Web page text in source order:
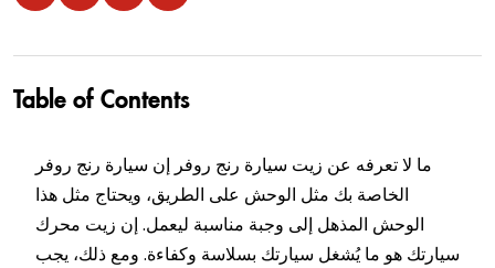
Table of Contents
ما لا تعرفه عن زيت سيارة رنج روفر إن سيارة رنج روفر
الخاصة بك مثل الوحش على الطريق، ويحتاج مثل هذا
الوحش المذهل إلى وجبة مناسبة ليعمل. إن زيت محرك
سيارتك هو ما يُشغل سيارتك بسلاسة وكفاءة. ومع ذلك، يجب